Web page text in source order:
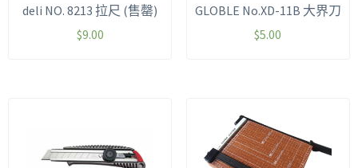
deli NO. 8213 拉尺 (售罄)
$9.00
GLOBLE No.XD-11B 大界刀
$5.00